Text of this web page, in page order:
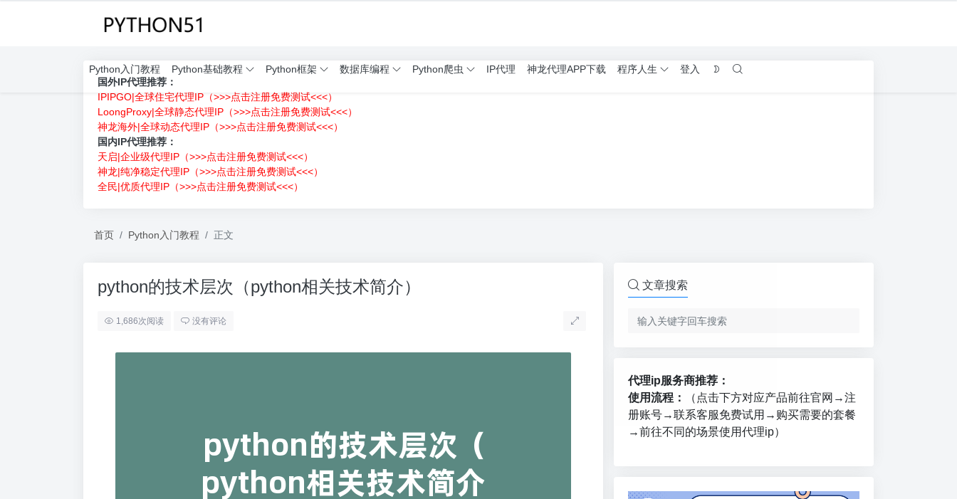
Python入门教程 Python基础教程 Python框架 数据库编程 Python爬虫 IP代理 神龙代理APP下载 程序人生
登入
国外IP代理推荐：
IPIPGO|全球住宅代理IP（>>>点击注册免费测试<<<）
LoongProxy|全球静态代理IP（>>>点击注册免费测试<<<）
神龙海外|全球动态代理IP（>>>点击注册免费测试<<<）
国内IP代理推荐：
天启|企业级代理IP（>>>点击注册免费测试<<<）
神龙|纯净稳定代理IP（>>>点击注册免费测试<<<）
全民|优质代理IP（>>>点击注册免费测试<<<）
首页 Python入门教程 正文
python的技术层次（python相关技术简介）
1,686次阅读 没有评论
文章搜索
代理ip服务商推荐：
使用流程：
（点击下方对应产品前往官网→注
册账号→联系客服免费试用→购买需要的套餐
→前往不同的场景使用代理ip）